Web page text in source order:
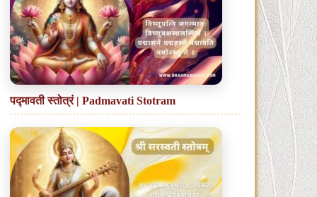
पद्मावती स्तोत्रं | Padmavati Stotram